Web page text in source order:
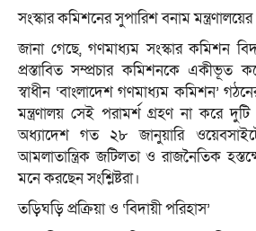
সংস্কার কমিশনের সুপারিশ বনাম
জানা গেছে, গণমাধ্যম সংস্কার কমিশন
প্রস্তাবিত সম্প্রচার কমিশনকে একীভূত
স্বাধীন ‘বাংলাদেশ গণমাধ্যম কমিশন’
মন্ত্রণালয় সেই পরামর্শ গ্রহণ না করে
অধ্যাদেশ গত ২৮ জানুয়ারি
আমলাতান্ত্রিক জটিলতা ও রাজনৈতিক
মনে করছেন সংশ্লিষ্টরা।
তড়িঘড়ি প্রক্রিয়া ও ‘বিদায়ী পরিহাস’